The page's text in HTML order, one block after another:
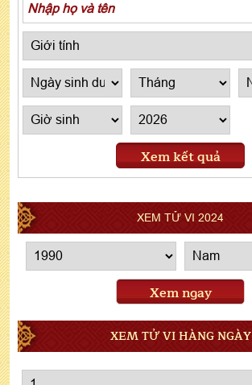
Xem kết quả
XEM TỬ VI 2024
Xem ngay
XEM TỬ VI HÀNG NGÀY